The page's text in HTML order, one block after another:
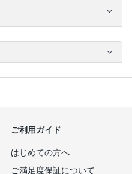
ご利用ガイド
はじめての方へ
ご満足度保証について